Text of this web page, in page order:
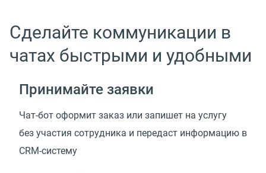
Сделайте коммуникации в
чатах быстрыми и удобными
Принимайте заявки
Чат-бот оформит заказ или запишет на услугу
без участия сотрудника и передаст информацию в
CRM-систему